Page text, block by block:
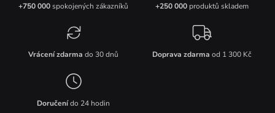
+750 000spokojených zákazníků +250 000produktů skladem
Vrácení zdarma do 30 dnů Doprava zdarma od 1 300 Kč
Doručenído 24 hodin